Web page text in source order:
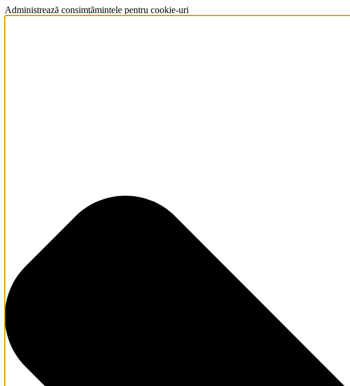
Administrează consimțămintele pentru cookie-uri